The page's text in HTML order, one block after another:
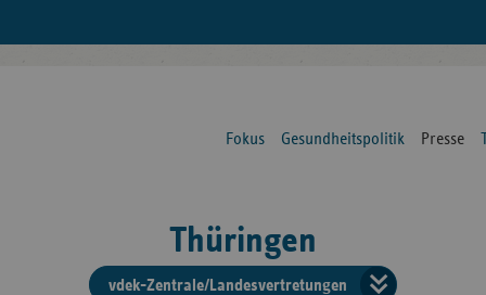
Fokus Gesundheitspolitik Presse
Thüringen
vdek-Zentrale/Landesvertretungen